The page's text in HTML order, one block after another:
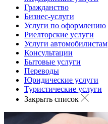
Гражданство
Бизнес-услуги
Услуги по оформлению
Риелторские услуги
Услуги автомобилистам
Консультации
Бытовые услуги
Переводы
Юридические услуги
Туристические услуги
Закрыть список